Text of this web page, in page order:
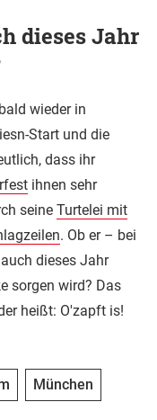
dieses Jahr
wieder in
Start und die
dass ihr
ihnen sehr
seine Turtelei mit
. Ob er – bei
dieses Jahr
sorgen wird? Das
heißt: O'zapft is!
München